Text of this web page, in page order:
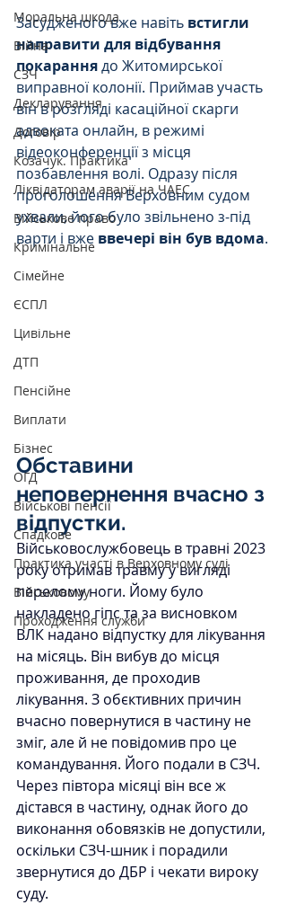
Моральна шкода
Війна
СЗЧ
Декларування
Договір
Козачук. Практика
Ліквідаторам аварії на ЧАЕС
Військове право
Кримінальне
Сімейне
ЄСПЛ
Цивільне
ДТП
Пенсійне
Виплати
Бізнес
ОГД
Військові пенсії
Спадкове
Практика участі в Верховному суді
Військовому
Проходження служби
Засудженого вже навіть встигли
направити для відбування
покарання до Житомирської
виправної колонії. Приймав участь
він в розгляді касаційної скарги
адвоката онлайн, в режимі
відеоконференції з місця
позбавлення волі. Одразу після
проголошення Верховним судом
ухвали, його було звільнено з-під
варти і вже ввечері він був вдома.
Обставини
неповернення вчасно з
відпустки.
Військовослужбовець в травні 2023
року отримав травму у вигляді
перелому ноги. Йому було
накладено гіпс та за висновком
ВЛК надано відпустку для лікування
на місяць. Він вибув до місця
проживання, де проходив
лікування. З обєктивних причин
вчасно повернутися в частину не
зміг, але й не повідомив про це
командування. Його подали в СЗЧ.
Через півтора місяці він все ж
дістався в частину, однак його до
виконання обовязків не допустили,
оскільки СЗЧ-шник і порадили
звернутися до ДБР і чекати вироку
суду.